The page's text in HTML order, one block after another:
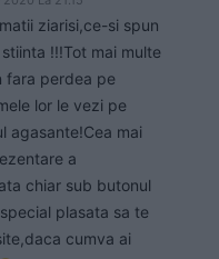
ziarisi,ce-si spun
!!!Tot mai multe
fara perdea pe
lor le vezi pe
agasante!Cea mai
a
chiar sub butonul
plasata sa te
cumva ai